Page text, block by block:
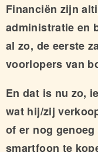
Financiën zijn
administratie en
al zo, de eerste
voorlopers van
En dat is nu zo,
wat hij/zij
of er nog
smartfoon te